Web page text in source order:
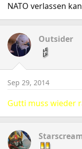
NATO verlassen
Outsider
Sep 29, 2014
Gutti muss wieder